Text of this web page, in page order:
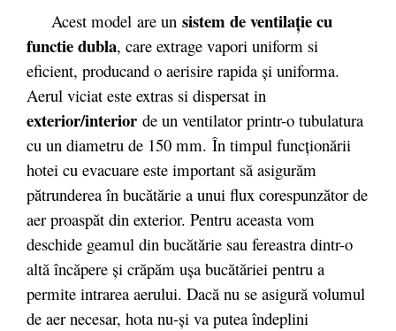
Acest model are un sistem de ventilaţie cu
functie dubla, care extrage vapori uniform si
eficient, producand o aerisire rapida şi uniforma.
Aerul viciat este extras si dispersat in
exterior/interior de un ventilator printr-o tubulatura
cu un diametru de 150 mm. În timpul funcţionării
hotei cu evacuare este important să asigurăm
pătrunderea în bucătărie a unui flux corespunzător de
aer proaspăt din exterior. Pentru aceasta vom
deschide geamul din bucătărie sau fereastra dintr-o
altă încăpere şi crăpăm uşa bucătăriei pentru a
permite intrarea aerului. Dacă nu se asigură volumul
de aer necesar, hota nu-şi va putea îndeplini